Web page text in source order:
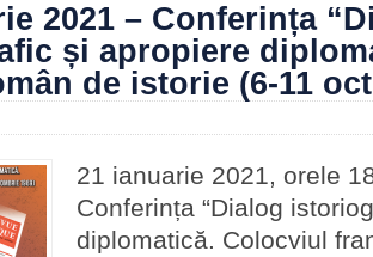
2021 – Conferința
și apropiere
de istorie (6-11
21 ianuarie 2021, orele
Conferința “Dialog
diplomatică. Colocviul